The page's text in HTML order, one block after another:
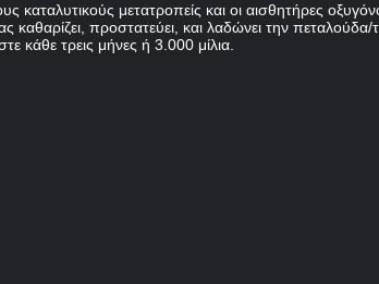
μετατροπείς και οι αισθητήρες
προστατεύει, και λαδώνει την πεταλούδα/
κάθε τρεις μήνες ή 3.000 μίλια.